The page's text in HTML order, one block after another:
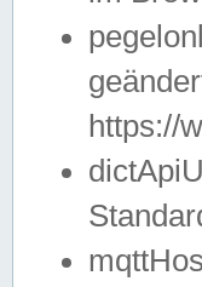
https://